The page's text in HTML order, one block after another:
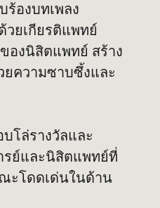
องบทเพลง
วยเกียรติแพทย์
องนิสิตแพทย์ สร้าง
ยความซาบซึ้งและ
โล่รางวัลและ
รย์และนิสิตแพทย์ที่
ะโดดเด่นในด้าน